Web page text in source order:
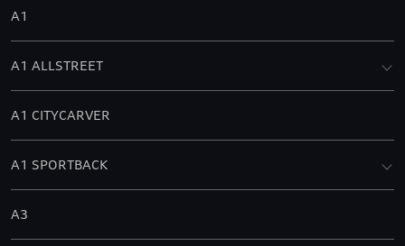
A1
A1 ALLSTREET
A1 CITYCARVER
A1 SPORTBACK
A3